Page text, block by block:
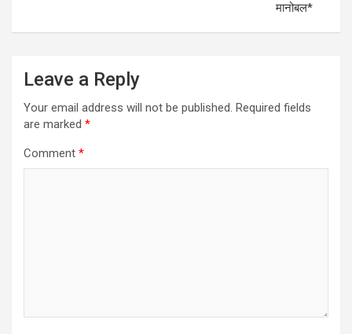
मानोबल*
Leave a Reply
Your email address will not be published. Required fields
are marked *
Comment *